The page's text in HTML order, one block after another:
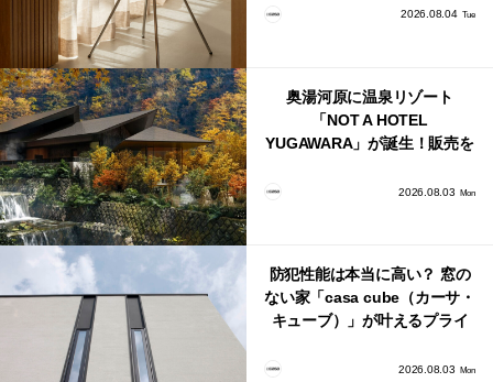
2026.08.04 Tue
奥湯河原に温泉リゾート
「NOT A HOTEL
YUGAWARA」が誕生！販売を
2026.08.03 Mon
防犯性能は本当に高い？ 窓の
ない家「casa cube（カーサ・
キューブ）」が叶えるプライ
2026.08.03 Mon